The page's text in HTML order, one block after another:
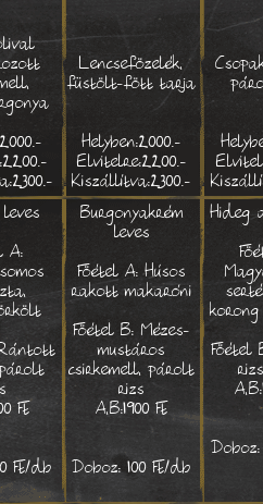
Lencsefözelék,
füstölt-fött tarja
Helyben:2000.-
Elvitelre:2200.-
Kiszállítva:2300.-
A:
Ft
Ft/db
Burgonyakrém
leves
Föétel A: Húsos
rakott makaróni
Föétel B: Mézes-
mustáros
csirkemell, párolt
rizs
A,B:1900 Ft
Doboz: 100 Ft/db
Hideg
Föétel